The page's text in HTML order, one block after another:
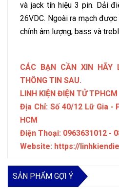
và jack tín hiệu 3 pin. Dải
26VDC. Ngoài ra mạch
chỉnh âm lượng, bass và
CÁC BẠN CẦN XIN HÃY
THÔNG TIN SAU.
LINH KIỆN ĐIỆN TỬ TPHCM
Địa Chỉ: Số 40/12 Lữ Gia -
HCM
Điện Thoại: 0963631012 -
Website: https://
SẢN PHẨM GỢI Ý